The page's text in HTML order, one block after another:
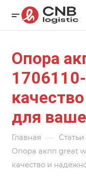
Опора
для
Главная — Статьи
Опора акпп great
качество и